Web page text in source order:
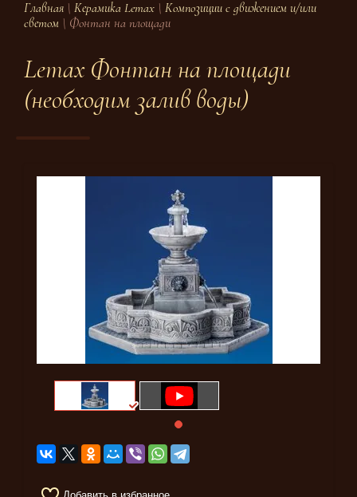
Главная \ Керамика Lemax \ Композиции с движением и/или
светом \ Фонтан на площади
Lemax Фонтан на площади
(необходим залив воды)